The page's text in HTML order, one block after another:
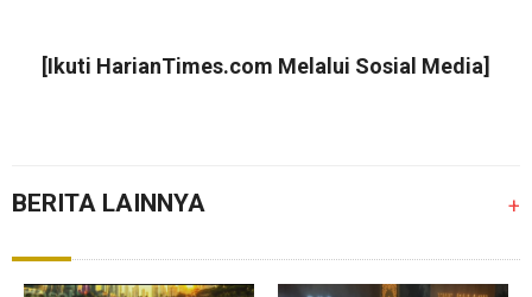
[Ikuti HarianTimes.com Melalui Sosial Media]
BERITA LAINNYA +